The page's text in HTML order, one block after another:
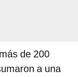
de 200
a una